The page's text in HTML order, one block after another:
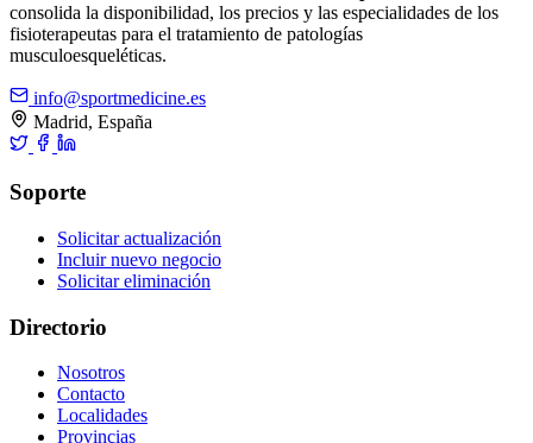
consolida la disponibilidad, los precios y las especialidades de los
fisioterapeutas para el tratamiento de patologías
musculoesqueléticas.
info@sportmedicine.es
Madrid, España
Soporte
Solicitar actualización
Incluir nuevo negocio
Solicitar eliminación
Directorio
Nosotros
Contacto
Localidades
Provincias